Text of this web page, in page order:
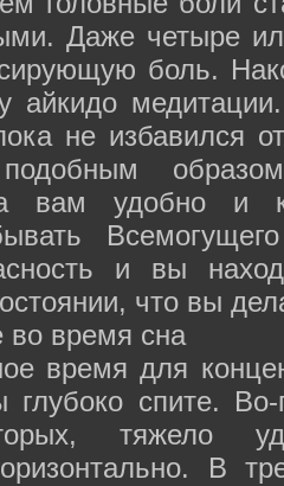
Даже четыре
боль.
айкидо
не избавился
подобным
вам удобно и
и вы
что вы
во время сна
время для
спите.
тяжело
В